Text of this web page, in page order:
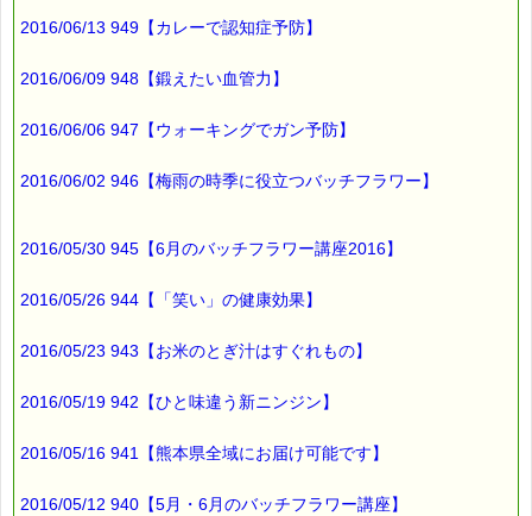
バッチフラワー レメディに出会えて良かった！！
バッチフラワーレメディ専門店＜ｅパスタイム＞
*****@pass-thyme.com
バックナンバー一覧
2016/06/13 949【カレーで認知症予防】
2016/06/09 948【鍛えたい血管力】
2016/06/06 947【ウォーキングでガン予防】
2016/06/02 946【梅雨の時季に役立つバッチフラワー】
2016/05/30 945【6月のバッチフラワー講座2016】
2016/05/26 944【「笑い」の健康効果】
2016/05/23 943【お米のとぎ汁はすぐれもの】
2016/05/19 942【ひと味違う新ニンジン】
2016/05/16 941【熊本県全域にお届け可能です】
2016/05/12 940【5月・6月のバッチフラワー講座】